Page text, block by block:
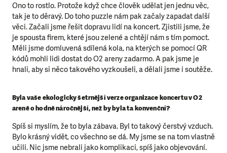
Ono to rostlo. Protože když chce člověk udělat jen jednu věc,
tak je to děravý. Do toho puzzle nám pak začaly zapadat další
věci. Začali jsme řešit dopravu lidí na koncert. Zjistili jsme, že
je spousta firem, které jsou zelené a chtějí nám s tím pomoct.
Měli jsme domluvená sdílená kola, na kterých se pomocí QR
kódů mohli lidi dostat do O2 areny zadarmo. A pak jsme je
hnali, aby si něco takového vyzkoušeli, a dělali jsme i soutěže.
Byla vaše ekologicky šetrnější verze organizace koncertu v O2
areně o hodně náročnější, než by byla ta konvenční?
Spíš si myslím, že to byla zábava. Byl to takový čerstvý vzduch.
Bylo krásný vidět, co všechno se dá. My jsme se na tom vlastně
učili. Nic jsme nebrali jako komplikaci, spíš jako objevování.